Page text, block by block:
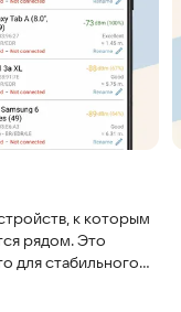
к которым
рядом. Это
для стабильного
только силу